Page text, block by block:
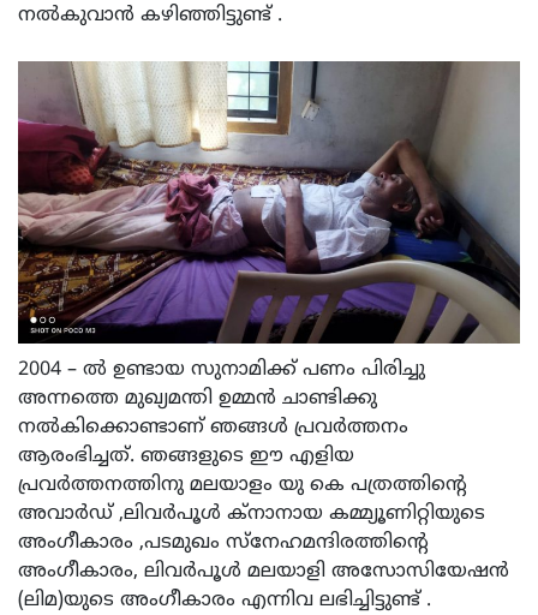
നൽകുവാൻ കഴിഞ്ഞിട്ടുണ്ട് .
2004 – ൽ ഉണ്ടായ സുനാമിക്ക് പണം പിരിച്ചു
അന്നത്തെ മുഖ്യമന്തി ഉമ്മൻ ചാണ്ടിക്കു
നൽകിക്കൊണ്ടാണ് ഞങ്ങൾ പ്രവർത്തനം
ആരംഭിച്ചത്. ഞങ്ങളുടെ ഈ എളിയ
പ്രവർത്തനത്തിനു മലയാളം യു കെ പത്രത്തിന്റെ
അവാർഡ് ,ലിവർപൂൾ ക്നാനായ കമ്മ്യൂണിറ്റിയുടെ
അംഗീകാരം ,പടമുഖം സ്നേഹമന്ദിരത്തിന്റെ
അംഗീകാരം, ലിവർപൂൾ മലയാളി അസോസിയേഷൻ
(ലിമ)യുടെ അംഗീകാരം എന്നിവ ലഭിച്ചിട്ടുണ്ട് .